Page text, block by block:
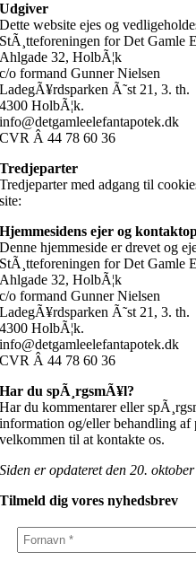
Udgiver
Dette website ejes og
StÃ¸tteforeningen for Det Gamle
Ahlgade 32, HolbÃ¦k
c/o formand Gunner Nielsen
LadegÃ¥rdsparken Ã˜st 21, 3. th.
4300 HolbÃ¦k.
info@detgamleelefantapotek.dk
CVR Â 44 78 60 36
Tredjeparter
Tredjeparter med adgang til
site:
Hjemmesidens ejer og
Denne hjemmeside er drevet og
StÃ¸tteforeningen for Det Gamle
Ahlgade 32, HolbÃ¦k
c/o formand Gunner Nielsen
LadegÃ¥rdsparken Ã˜st 21, 3. th.
4300 HolbÃ¦k.
info@detgamleelefantapotek.dk
CVR Â 44 78 60 36
Har du spÃ¸rgsmÃ¥l?
Har du kommentarer eller
information og/eller behandling af
velkommen til at kontakte os.
Siden er opdateret den 20.
Tilmeld dig vores nyhedsbrev